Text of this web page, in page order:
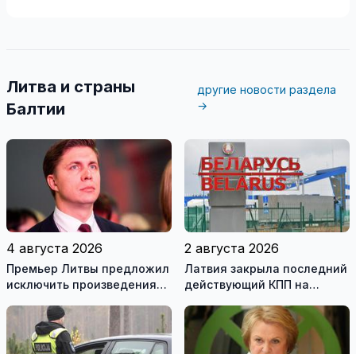
Литва и страны
Балтии
другие новости раздела
→
4 августа 2026
Премьер Литвы предложил
исключить произведения
рекомендуемой
литературы
2 августа 2026
Латвия закрыла последний
действующий КПП на